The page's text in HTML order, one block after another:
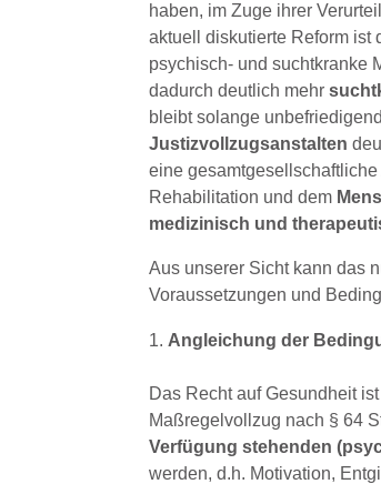
haben, im Zuge ihrer
aktuell diskutierte Reform ist
psychisch- und suchtkranke
dadurch deutlich mehr
bleibt solange
Justizvollzugsanstalten
eine
Rehabilitation und dem
medizinisch und
Aus unserer Sicht kann das
Voraussetzungen und
Angleichung der
Das Recht auf Gesundheit
Maßregelvollzug nach § 64
Verfügung stehenden
werden, d.h. Motivation,